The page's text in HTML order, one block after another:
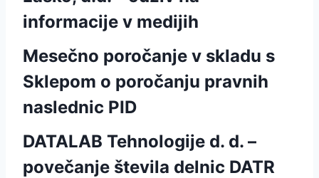
informacije v medijih
Mesečno poročanje v skladu s
Sklepom o poročanju pravnih
naslednic PID
DATALAB Tehnologije d. d. –
povečanje števila delnic DATR